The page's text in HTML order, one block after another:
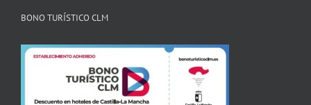
BONO TURÍSTICO CLM